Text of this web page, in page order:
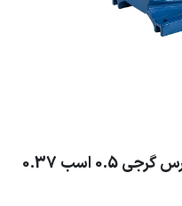
الکتروگیربکس شافت مستقیم پارس گرجی 0.5 اسب 0.37